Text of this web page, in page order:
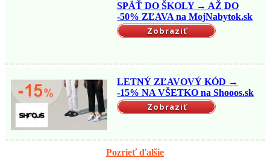
SPÄŤ DO ŠKOLY → AŽ DO
-50% ZĽAVA na MojNabytok.sk
Zobraziť
LETNÝ ZĽAVOVÝ KÓD →
-15% NA VŠETKO na Shooos.sk
Zobraziť
Pozrieť ďalšie